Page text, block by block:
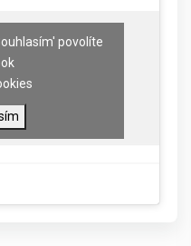
povolíte